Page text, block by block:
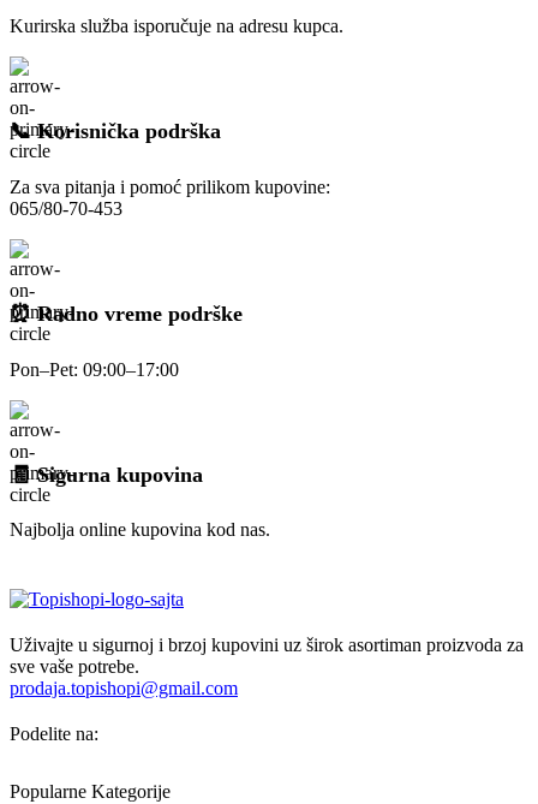
Kurirska služba isporučuje na adresu kupca.
📞 Korisnička podrška
Za sva pitanja i pomoć prilikom kupovine:
065/80-70-453
⏰ Radno vreme podrške
Pon–Pet: 09:00–17:00
🧾 Sigurna kupovina
Najbolja online kupovina kod nas.
Uživajte u sigurnoj i brzoj kupovini uz širok asortiman proizvoda za
sve vaše potrebe.
prodaja.topishopi@gmail.com
Podelite na:
Popularne Kategorije